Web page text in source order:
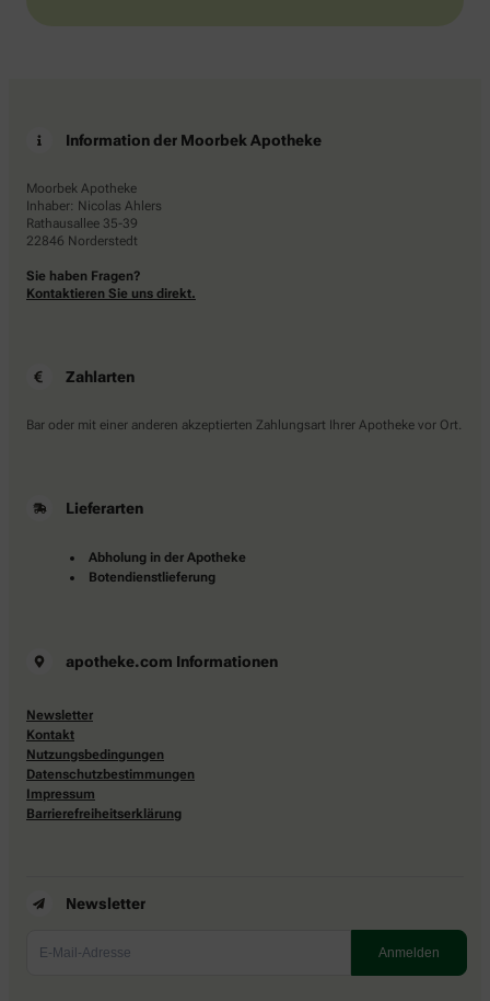
Information der Moorbek Apotheke
Moorbek Apotheke
Inhaber: Nicolas Ahlers
Rathausallee 35-39
22846 Norderstedt
Sie haben Fragen?
Kontaktieren Sie uns direkt.
Zahlarten
Bar oder mit einer anderen akzeptierten Zahlungsart Ihrer Apotheke vor Ort.
Lieferarten
Abholung in der Apotheke
Botendienstlieferung
apotheke.com Informationen
Newsletter
Kontakt
Nutzungsbedingungen
Datenschutzbestimmungen
Impressum
Barrierefreiheitserklärung
Newsletter